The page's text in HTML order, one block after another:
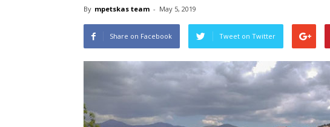
By mpetskas team - May 5, 2019
Share on Facebook Tweet on Twitter